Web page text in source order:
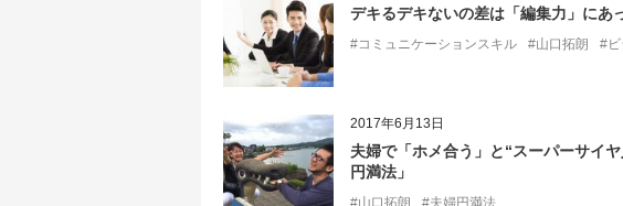
デキるデキないの差は「編集力」にあ
#コミュニケーションスキル #山口拓朗 #ビ
2017年6月13日
夫婦で「ホメ合う」と“スーパーサイ
円満法」
#山口拓朗 #夫婦円満法